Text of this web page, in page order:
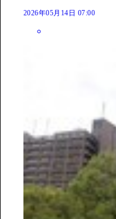
2026年05月14日 07:00